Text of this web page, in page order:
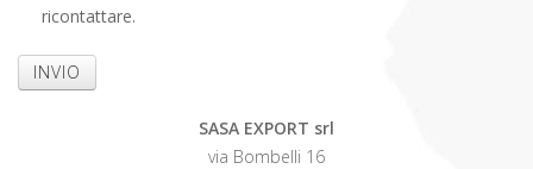
ricontattare.
INVIO
SASA EXPORT srl
via Bombelli 16